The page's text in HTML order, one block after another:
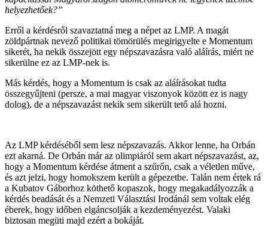
helyezhetőek?”
Erről a kérdésről szavaztatná meg a népet az LMP. A magát
zöldpártnak nevező politikai tömörülés megirigyelte e Momentum
sikerét, ha nekik összejött egy népszavazásra való aláírás, miért ne
sikerülne ez az LMP-nek is.
Más kérdés, hogy a Momentum is csak az aláírásokat tudta
összegyűjteni (persze, a mai magyar viszonyok között ez is nagy
dolog), de a népszavazást nekik sem sikerült tető alá hozni.
Az LMP kérdéséből sem lesz népszavazás. Akkor lenne, ha Orbán
ezt akarná. De Orbán már az olimpiáról sem akart népszavazást, az,
hogy a Momentum kérdése átment a szűrőn, csak a véletlen műve,
és azt jelzi, hogy homokszem került a gépezetbe. Talán nem értek rá
a Kubatov Gáborhoz köthető kopaszok, hogy megakadályozzák a
kérdés beadását és a Nemzeti Választási Irodánál sem voltak elég
éberek, hogy időben elgáncsolják a kezdeményezést. Valaki
biztosan megüti majd ezért a bokáját.